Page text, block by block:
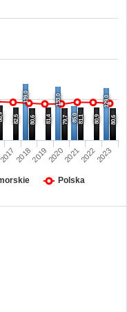
139,0 133,0
85,0
129,0
82,5 80,6 81,4 79,7 81,1 80,9 80,6
2017201820192020202120222023
Polska